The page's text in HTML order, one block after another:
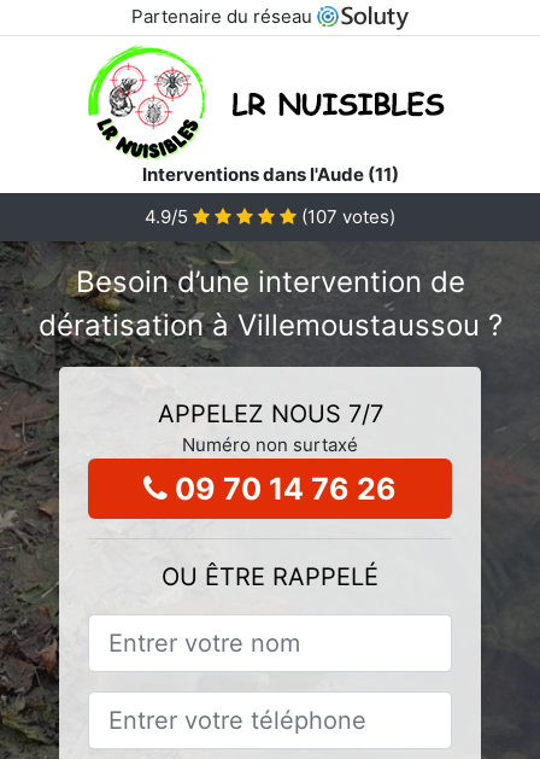
Partenaire du réseau
Interventions dans l'Aude (11)
4.9/5
(107 votes)
Besoin d’une intervention de
dératisation à Villemoustaussou ?
APPELEZ NOUS 7/7
Numéro non surtaxé
09 70 14 76 26
OU ÊTRE RAPPELÉ